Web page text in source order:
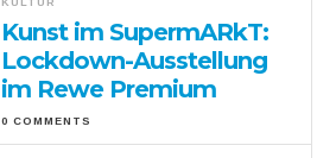
KULTUR
Kunst im SupermARkT:
Lockdown-Ausstellung
im Rewe Premium
0 COMMENTS